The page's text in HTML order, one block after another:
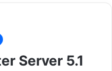
Server 5.1